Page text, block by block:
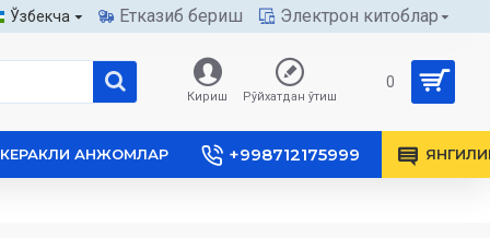
Ўзбекча Етказиб бериш Электрон китоблар
Кириш Рўйхатдан ўтиш
0
КЕРАКЛИ АНЖОМЛАР +998712175999